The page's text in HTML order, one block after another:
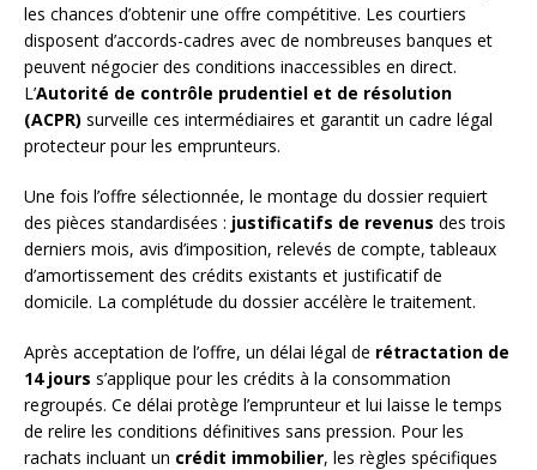
les chances d’obtenir une offre compétitive. Les courtiers
disposent d’accords-cadres avec de nombreuses banques et
peuvent négocier des conditions inaccessibles en direct.
L’Autorité de contrôle prudentiel et de résolution
(ACPR) surveille ces intermédiaires et garantit un cadre légal
protecteur pour les emprunteurs.
Une fois l’offre sélectionnée, le montage du dossier requiert
des pièces standardisées : justificatifs de revenus des trois
derniers mois, avis d’imposition, relevés de compte, tableaux
d’amortissement des crédits existants et justificatif de
domicile. La complétude du dossier accélère le traitement.
Après acceptation de l’offre, un délai légal de rétractation de
14 jours s’applique pour les crédits à la consommation
regroupés. Ce délai protège l’emprunteur et lui laisse le temps
de relire les conditions définitives sans pression. Pour les
rachats incluant un crédit immobilier, les règles spécifiques